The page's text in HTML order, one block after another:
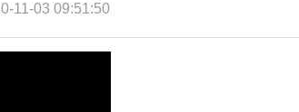
11-03 09:51:50